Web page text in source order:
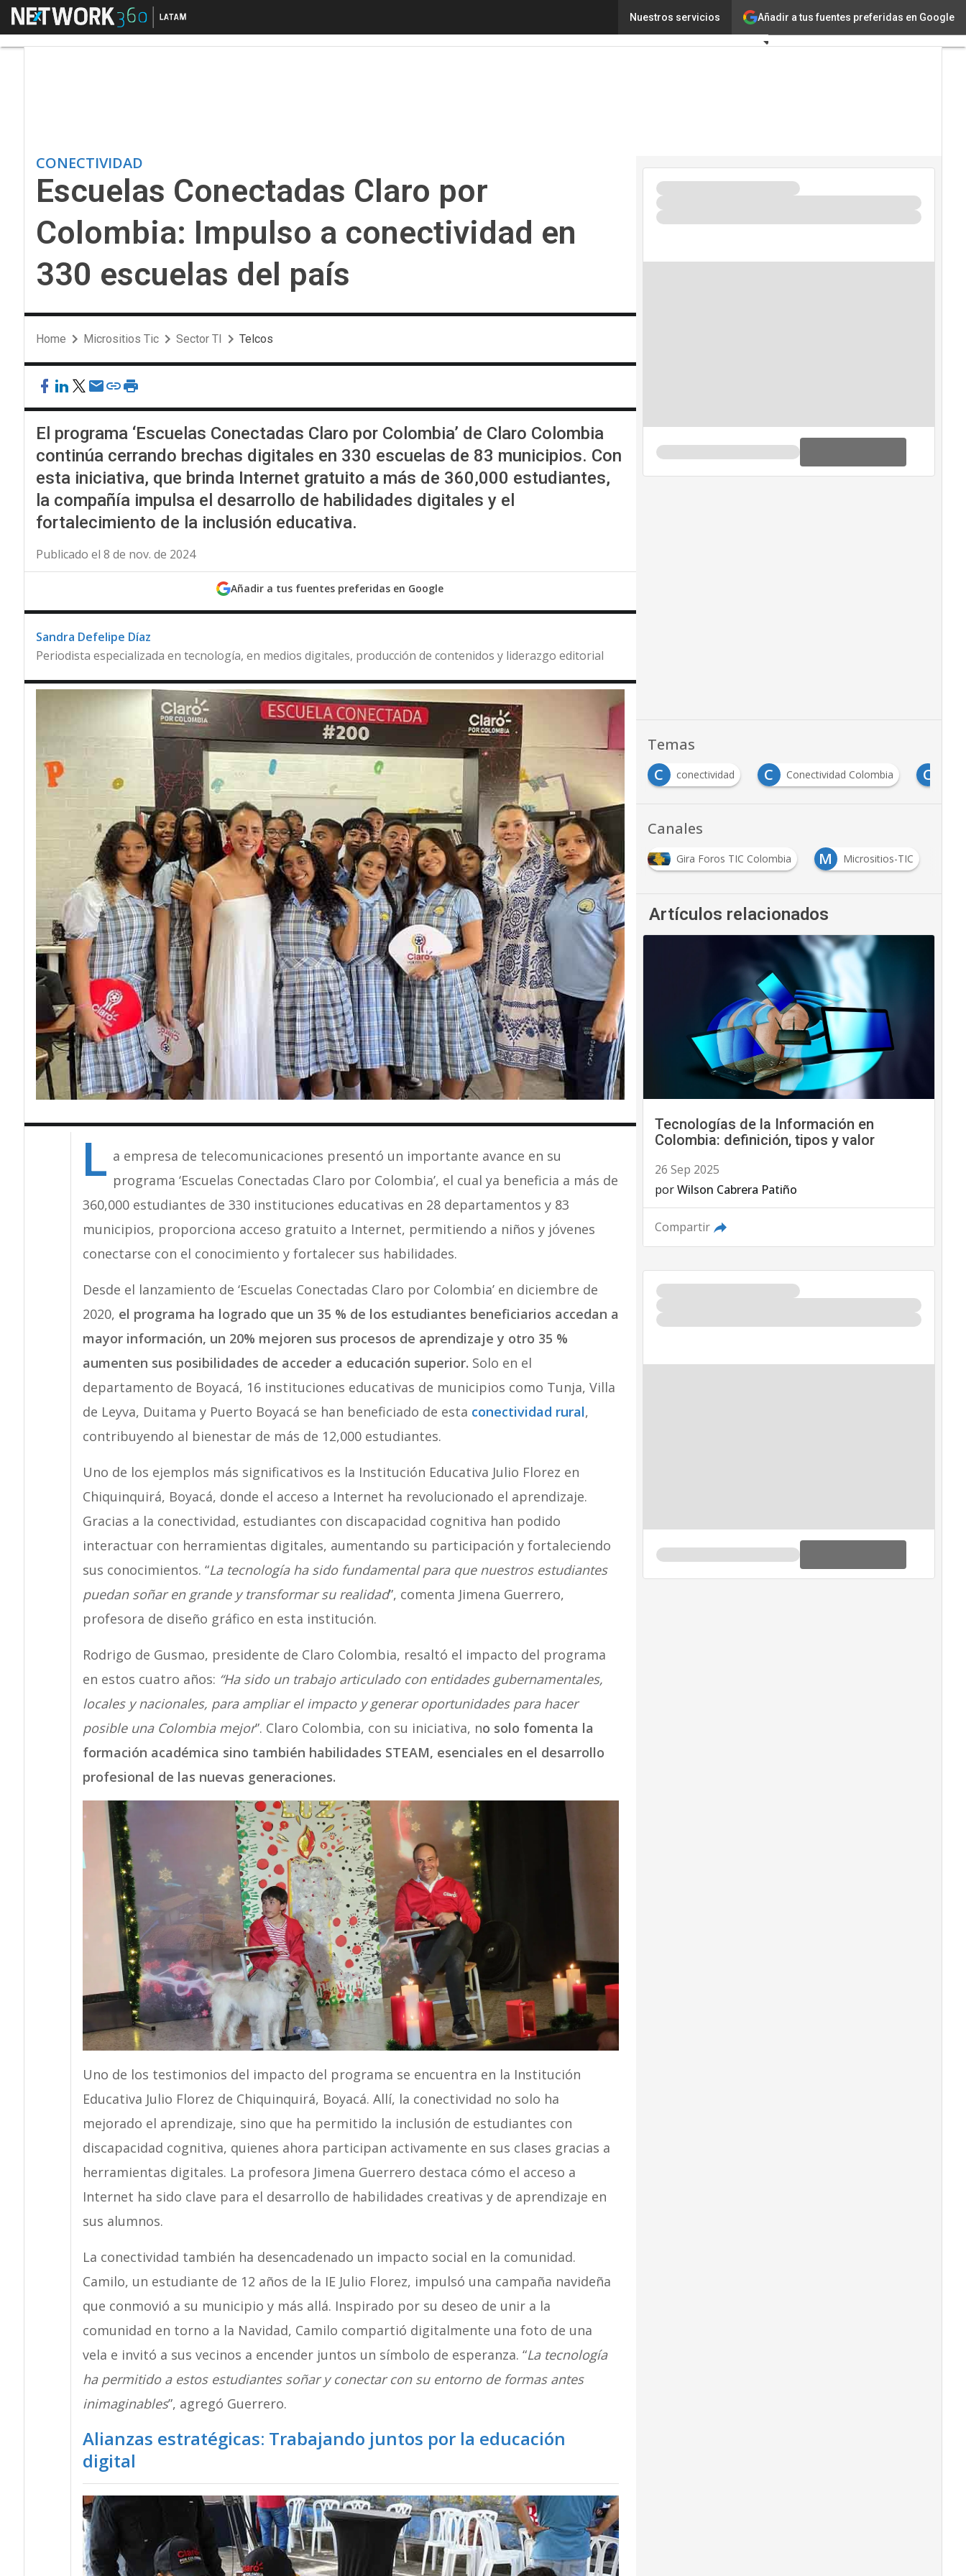
Añadir a tus fuentes preferidas en Google
Nuestros servicios
Menú Escuelas Conectadas Claro por Colombia: Impulso a conectividad en 330 escuelas del paísTecnología
Artificial
Ciberseguridad
CONECTIVIDAD
Escuelas Conectadas Claro por
Colombia: Impulso a conectividad en
330 escuelas del país
Home Micrositios Tic Sector TI Telcos
El programa ‘Escuelas Conectadas Claro por Colombia’ de Claro Colombia
continúa cerrando brechas digitales en 330 escuelas de 83 municipios. Con
esta iniciativa, que brinda Internet gratuito a más de 360,000 estudiantes,
la compañía impulsa el desarrollo de habilidades digitales y el
fortalecimiento de la inclusión educativa.
Publicado el 8 de nov. de 2024
Añadir a tus fuentes preferidas en Google
Sandra Defelipe Díaz
Periodista especializada en tecnología, en medios digitales, producción de contenidos y liderazgo editorial
L a empresa de telecomunicaciones presentó un importante avance en su
programa ‘Escuelas Conectadas Claro por Colombia’, el cual ya beneficia a más de
360,000 estudiantes de 330 instituciones educativas en 28 departamentos y 83
municipios, proporciona acceso gratuito a Internet, permitiendo a niños y jóvenes
conectarse con el conocimiento y fortalecer sus habilidades.
Desde el lanzamiento de ‘Escuelas Conectadas Claro por Colombia’ en diciembre de
2020, el programa ha logrado que un 35 % de los estudiantes beneficiarios accedan a
mayor información, un 20% mejoren sus procesos de aprendizaje y otro 35 %
aumenten sus posibilidades de acceder a educación superior. Solo en el
departamento de Boyacá, 16 instituciones educativas de municipios como Tunja, Villa
de Leyva, Duitama y Puerto Boyacá se han beneficiado de esta conectividad rural,
contribuyendo al bienestar de más de 12,000 estudiantes.
Uno de los ejemplos más significativos es la Institución Educativa Julio Florez en
Chiquinquirá, Boyacá, donde el acceso a Internet ha revolucionado el aprendizaje.
Gracias a la conectividad, estudiantes con discapacidad cognitiva han podido
interactuar con herramientas digitales, aumentando su participación y fortaleciendo
sus conocimientos. “La tecnología ha sido fundamental para que nuestros estudiantes
puedan soñar en grande y transformar su realidad”, comenta Jimena Guerrero,
profesora de diseño gráfico en esta institución.
Rodrigo de Gusmao, presidente de Claro Colombia, resaltó el impacto del programa
en estos cuatro años: “Ha sido un trabajo articulado con entidades gubernamentales,
locales y nacionales, para ampliar el impacto y generar oportunidades para hacer
posible una Colombia mejor”. Claro Colombia, con su iniciativa, no solo fomenta la
formación académica sino también habilidades STEAM, esenciales en el desarrollo
profesional de las nuevas generaciones.
Uno de los testimonios del impacto del programa se encuentra en la Institución
Educativa Julio Florez de Chiquinquirá, Boyacá. Allí, la conectividad no solo ha
mejorado el aprendizaje, sino que ha permitido la inclusión de estudiantes con
discapacidad cognitiva, quienes ahora participan activamente en sus clases gracias a
herramientas digitales. La profesora Jimena Guerrero destaca cómo el acceso a
Internet ha sido clave para el desarrollo de habilidades creativas y de aprendizaje en
sus alumnos.
La conectividad también ha desencadenado un impacto social en la comunidad.
Camilo, un estudiante de 12 años de la IE Julio Florez, impulsó una campaña navideña
que conmovió a su municipio y más allá. Inspirado por su deseo de unir a la
comunidad en torno a la Navidad, Camilo compartió digitalmente una foto de una
vela e invitó a sus vecinos a encender juntos un símbolo de esperanza. “La tecnología
ha permitido a estos estudiantes soñar y conectar con su entorno de formas antes
inimaginables”, agregó Guerrero.
Alianzas estratégicas: Trabajando juntos por la educación
digital
Temas
C
Claro Colombia C conectividad C Conectividad Colombia C
Canales
#
#TerritoriosInteligentes2030 Gira Foros TIC Colombia M Micrositios-TIC
Artículos relacionados
Tecnologías de la Información en
Colombia: definición, tipos y valor
26 Sep 2025
porWilson Cabrera Patiño
Compartir